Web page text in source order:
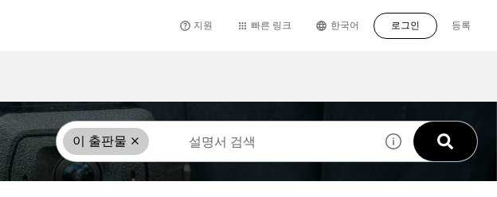
지원 빠른 링크 등록
한국어 로그인
이 출판물